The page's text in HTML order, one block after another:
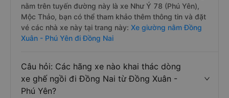
nằm trên tuyến đường này là xe Như Ý 78 (Phú Yên),
Mộc Thảo, bạn có thể tham khảo thêm thông tin và đặt
vé các nhà xe này tại trang này: Xe giường nằm Đồng
Xuân - Phú Yên đi Đồng Nai
Câu hỏi: Các hãng xe nào khai thác dòng
xe ghế ngồi đi Đồng Nai từ Đồng Xuân -
Phú Yên?